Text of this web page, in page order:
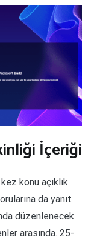
İçeriği
konu açıklık
da yanıt
düzenlenecek
arasında. 25-